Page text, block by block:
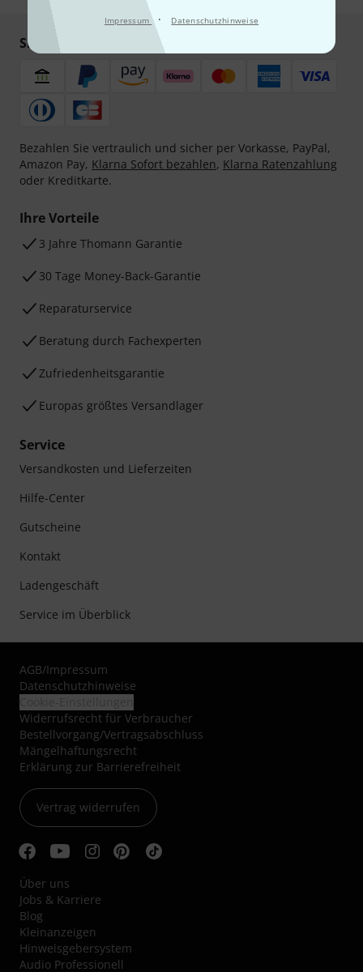
Impressum · Datenschutzhinweise
Sicher einkaufen & bezahlen
Bezahlen Sie vertraulich und sicher per Vorkasse, PayPal,
Amazon Pay, Klarna Sofort bezahlen, Klarna Ratenzahlung
oder Kreditkarte.
Ihre Vorteile
3 Jahre Thomann Garantie
30 Tage Money-Back-Garantie
Reparaturservice
Beratung durch Fachexperten
Zufriedenheitsgarantie
Europas größtes Versandlager
Service
Versandkosten und Lieferzeiten
Hilfe-Center
Gutscheine
Kontakt
Ladengeschäft
Service im Überblick
AGB/Impressum
Datenschutzhinweise
Widerrufsrecht für Verbraucher
Bestellvorgang/Vertragsabschluss
Mängelhaftungsrecht
Erklärung zur Barrierefreiheit
Vertrag widerrufen
Über uns
Jobs & Karriere
Blog
Kleinanzeigen
Hinweisgebersystem
Audio Professionell